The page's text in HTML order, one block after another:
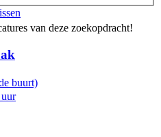
van deze zoekopdracht!
buurt)